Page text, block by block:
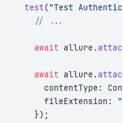
  test
("Test
    // ...
    await
allure.
    await
allure.
contentType:
      fileExtension:
    });